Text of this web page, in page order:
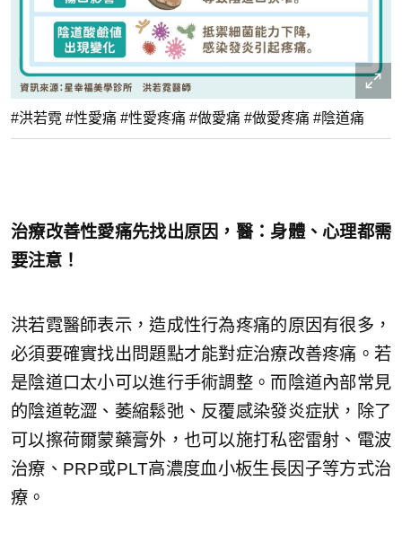
#洪若霓 #性愛痛 #性愛疼痛 #做愛痛 #做愛疼痛 #陰道痛
治療改善性愛痛先找出原因， 醫：身體、心理都需
要注意！
洪若霓醫師表示，造成性行為疼痛的原因有很多，
必須要確實找出問題點才能對症治療改善疼痛。若
是陰道口太小可以進行手術調整。而陰道內部常見
的陰道乾澀、萎縮鬆弛、反覆感染發炎症狀，除了
可以擦荷爾蒙藥膏外，也可以施打私密雷射、電波
治療、PRP或PLT高濃度血小板生長因子等方式治
療。